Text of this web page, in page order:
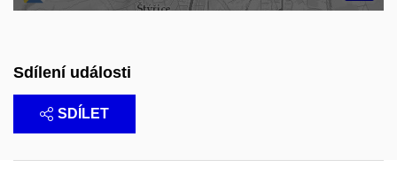
Sdílení události
SDÍLET